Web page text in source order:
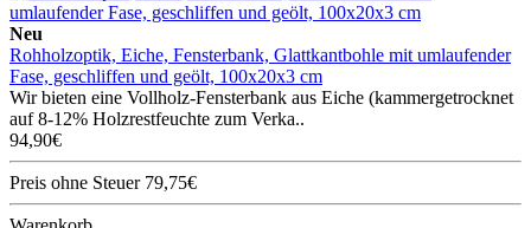
Neu
Rohholzoptik, Eiche, Fensterbank, Glattkantbohle mit umlaufender
Fase, geschliffen und geölt, 100x20x3 cm
Wir bieten eine Vollholz-Fensterbank aus Eiche (kammergetrocknet
auf 8-12% Holzrestfeuchte zum Verka..
94,90€
Preis ohne Steuer 79,75€